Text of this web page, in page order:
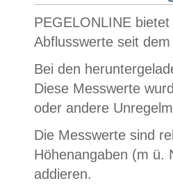
PEGELONLINE
Abflusswerte seit
Bei den
Diese Messwerte
oder andere
Die Messwerte sind
Höhenangaben (m ü.
addieren.